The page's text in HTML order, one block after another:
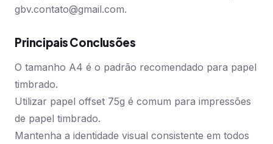
gbv.contato@gmail.com.
Principais Conclusões
O tamanho A4 é o padrão recomendado para papel
timbrado.
Utilizar papel offset 75g é comum para impressões
de papel timbrado.
Mantenha a identidade visual consistente em todos